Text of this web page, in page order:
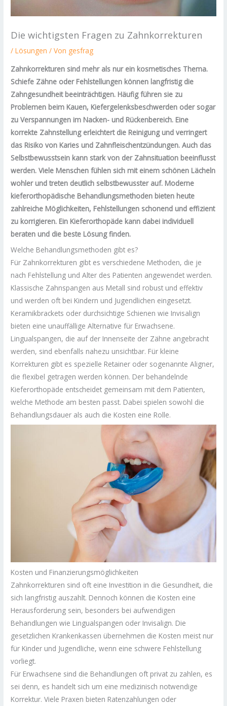
Die wichtigsten Fragen zu Zahnkorrekturen
/Lösungen / Von gesfrag
Zahnkorrekturen sind mehr als nur ein kosmetisches Thema.
Schiefe Zähne oder Fehlstellungen können langfristig die
Zahngesundheit beeinträchtigen. Häufig führen sie zu
Problemen beim Kauen, Kiefergelenksbeschwerden oder sogar
zu Verspannungen im Nacken- und Rückenbereich. Eine
korrekte Zahnstellung erleichtert die Reinigung und verringert
das Risiko von Karies und Zahnfleischentzündungen. Auch das
Selbstbewusstsein kann stark von der Zahnsituation beeinflusst
werden. Viele Menschen fühlen sich mit einem schönen Lächeln
wohler und treten deutlich selbstbewusster auf. Moderne
kieferorthopädische Behandlungsmethoden bieten heute
zahlreiche Möglichkeiten, Fehlstellungen schonend und effizient
zu korrigieren. Ein Kieferorthopäde kann dabei individuell
beraten und die beste Lösung finden.
Welche Behandlungsmethoden gibt es?
Für Zahnkorrekturen gibt es verschiedene Methoden, die je
nach Fehlstellung und Alter des Patienten angewendet werden.
Klassische Zahnspangen aus Metall sind robust und effektiv
und werden oft bei Kindern und Jugendlichen eingesetzt.
Keramikbrackets oder durchsichtige Schienen wie Invisalign
bieten eine unauffällige Alternative für Erwachsene.
Lingualspangen, die auf der Innenseite der Zähne angebracht
werden, sind ebenfalls nahezu unsichtbar. Für kleine
Korrekturen gibt es spezielle Retainer oder sogenannte Aligner,
die flexibel getragen werden können. Der behandelnde
Kieferorthopäde entscheidet gemeinsam mit dem Patienten,
welche Methode am besten passt. Dabei spielen sowohl die
Behandlungsdauer als auch die Kosten eine Rolle.
Kosten und Finanzierungsmöglichkeiten
Zahnkorrekturen sind oft eine Investition in die Gesundheit, die
sich langfristig auszahlt. Dennoch können die Kosten eine
Herausforderung sein, besonders bei aufwendigen
Behandlungen wie Lingualspangen oder Invisalign. Die
gesetzlichen Krankenkassen übernehmen die Kosten meist nur
für Kinder und Jugendliche, wenn eine schwere Fehlstellung
vorliegt.
Für Erwachsene sind die Behandlungen oft privat zu zahlen, es
sei denn, es handelt sich um eine medizinisch notwendige
Korrektur. Viele Praxen bieten Ratenzahlungen oder